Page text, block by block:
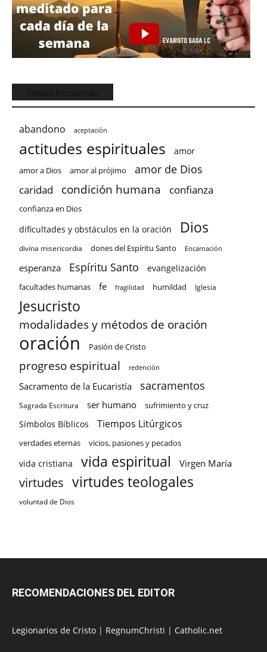
abandono aceptación
actitudes espirituales amor
amor a Dios amor al prójimo amor de Dios
caridad condición humana confianza
confianza en Dios
dificultades y obstáculos en la oración Dios
divina misericordia dones del Espíritu Santo Encarnación
esperanza Espíritu Santo evangelización
facultades humanas fe fragilidad humildad Iglesia
Jesucristo
modalidades y métodos de oración
oración Pasión de Cristo
progreso espiritual redención
Sacramento de la Eucaristía sacramentos
Sagrada Escritura ser humano sufrimiento y cruz
Símbolos Bíblicos Tiempos Litúrgicos
verdades eternas vicios, pasiones y pecados
vida cristiana vida espiritual Virgen María
virtudes virtudes teologales
voluntad de Dios
RECOMENDACIONES DEL EDITOR
Legionarios de Cristo | RegnumChristi | Catholic.net